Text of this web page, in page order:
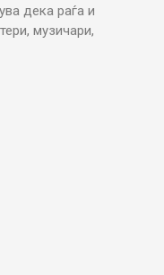
дека раѓа и
музичари,